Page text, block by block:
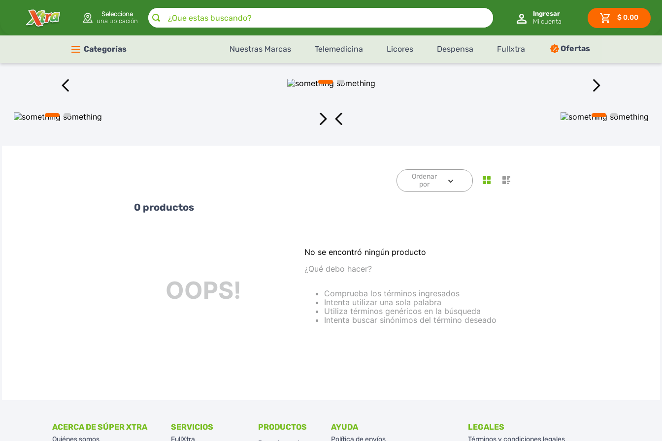
Selecciona
una ubicación
¿Que estas buscando?
$0.00
Categorías Nuestras Marcas Telemedicina Licores Despensa Fullxtra Ofertas
Ordenar
por
0 productos
OOPS!
No se encontró ningún producto
¿Qué debo hacer?
Comprueba los términos ingresados
Intenta utilizar una sola palabra
Utiliza términos genéricos en la búsqueda
Intenta buscar sinónimos del término deseado
ACERCA DE SÚPER XTRA
Quiénes somos
SERVICIOS
FullXtra
PRODUCTOS AYUDA
Política de envíos
LEGALES
Términos y condiciones legales